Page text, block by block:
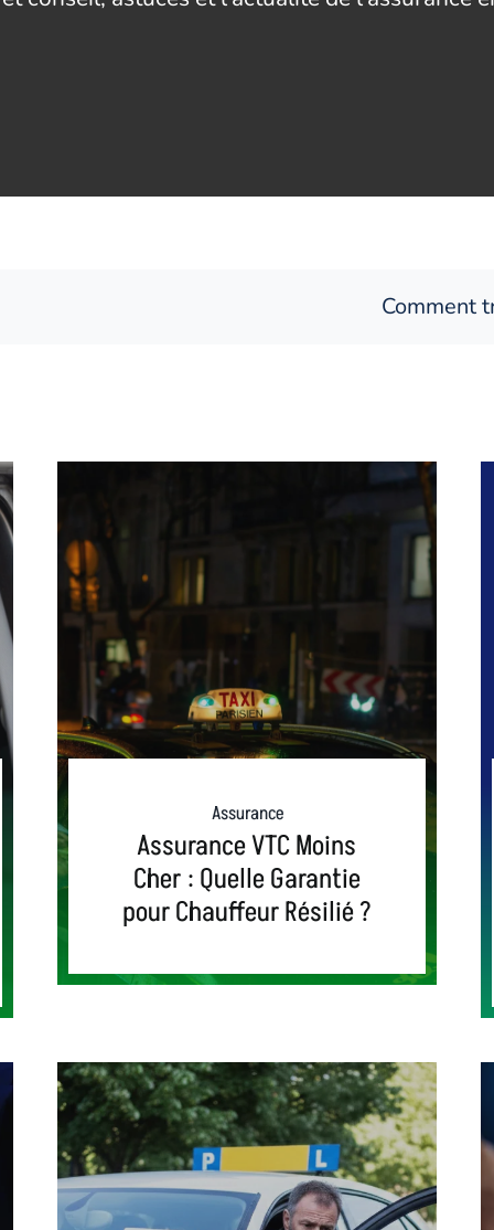
Comment trouver une
Assurance
Assurance VTC Moins
Cher : Quelle Garantie
pour Chauffeur Résilié ?